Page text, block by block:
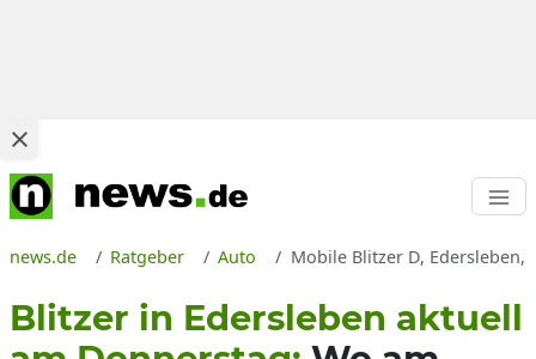
news.de Ratgeber Auto Mobile Blitzer D,
Blitzer in Edersleben aktuell